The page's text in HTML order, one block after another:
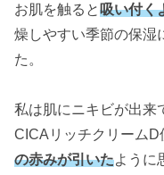
お肌を触ると吸い付く
燥しやすい季節の保湿
た。
私は肌にニキビが出来
CICAリッチクリームD
の赤みが引いたように